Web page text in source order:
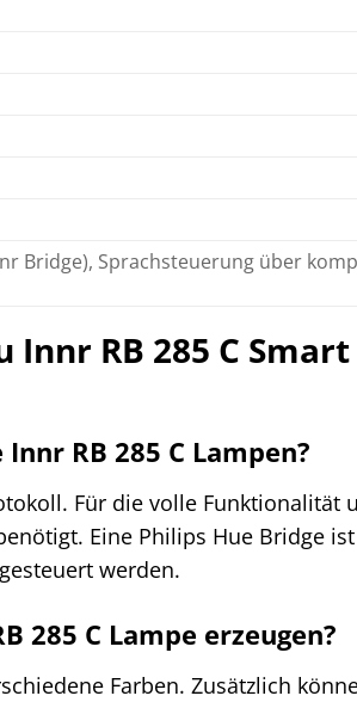
Bridge), Sprachsteuerung über
RB 285 C
RB 285 C Lampen?
Für die volle Funktionalität
Eine Philips Hue Bridge
werden.
285 C Lampe erzeugen?
Farben. Zusätzlich